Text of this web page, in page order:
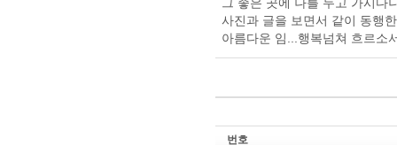
그 좋은 곳에 나를 두고 가시다
사진과 글을 보면서 같이 동행
아름다운 임...행복넘쳐 흐르소
번호